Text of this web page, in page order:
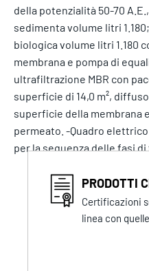
della potenzialità 50-70
sedimenta volume litri
biologica volume litri 1.180
membrana e pompa di
ultrafiltrazione MBR con
superficie di 14,0 m²,
superficie della membrana
permeato. -Quadro
per la sequenza delle fasi di
PRODOTTI
Certificazioni
linea con